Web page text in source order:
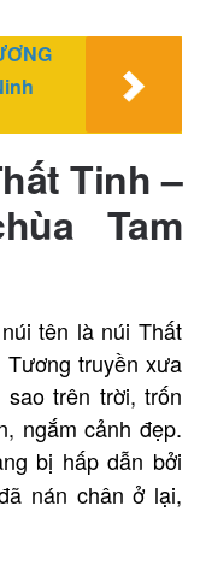
Tinh –
Tam
tên là núi Thất
truyền xưa
trên trời, trốn
ngắm cảnh đẹp.
bị hấp dẫn bởi
nán chân ở lại,